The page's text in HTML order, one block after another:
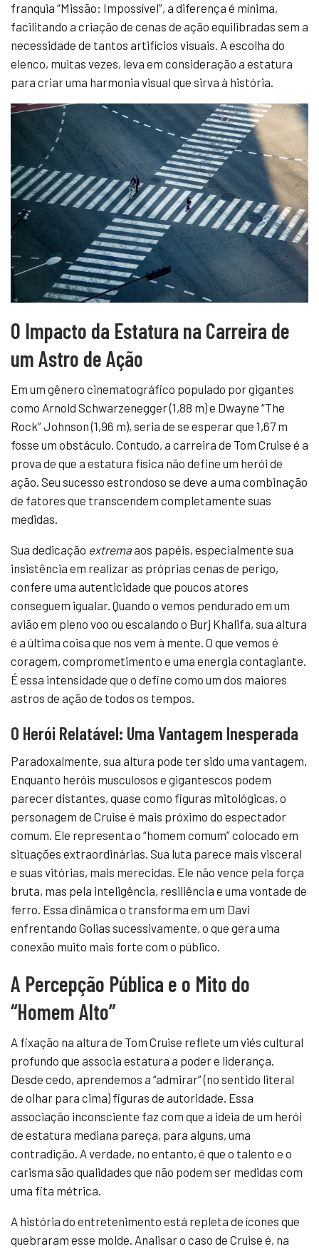
franquia “Missão: Impossível”, a diferença é mínima,
facilitando a criação de cenas de ação equilibradas sem a
necessidade de tantos artifícios visuais. A escolha do
elenco, muitas vezes, leva em consideração a estatura
para criar uma harmonia visual que sirva à história.
O Impacto da Estatura na Carreira de
um Astro de Ação
Em um gênero cinematográfico populado por gigantes
como Arnold Schwarzenegger (1,88 m) e Dwayne “The
Rock” Johnson (1,96 m), seria de se esperar que 1,67 m
fosse um obstáculo. Contudo, a carreira de Tom Cruise é a
prova de que a estatura física não define um herói de
ação. Seu sucesso estrondoso se deve a uma combinação
de fatores que transcendem completamente suas
medidas.
Sua dedicação extremaaos papéis, especialmente sua
insistência em realizar as próprias cenas de perigo,
confere uma autenticidade que poucos atores
conseguem igualar. Quando o vemos pendurado em um
avião em pleno voo ou escalando o Burj Khalifa, sua altura
é a última coisa que nos vem à mente. O que vemos é
coragem, comprometimento e uma energia contagiante.
É essa intensidade que o define como um dos maiores
astros de ação de todos os tempos.
O Herói Relatável: Uma Vantagem Inesperada
Paradoxalmente, sua altura pode ter sido uma vantagem.
Enquanto heróis musculosos e gigantescos podem
parecer distantes, quase como figuras mitológicas, o
personagem de Cruise é mais próximo do espectador
comum. Ele representa o “homem comum” colocado em
situações extraordinárias. Sua luta parece mais visceral
e suas vitórias, mais merecidas. Ele não vence pela força
bruta, mas pela inteligência, resiliência e uma vontade de
ferro. Essa dinâmica o transforma em um Davi
enfrentando Golias sucessivamente, o que gera uma
conexão muito mais forte com o público.
A Percepção Pública e o Mito do
“Homem Alto”
A fixação na altura de Tom Cruise reflete um viés cultural
profundo que associa estatura a poder e liderança.
Desde cedo, aprendemos a “admirar” (no sentido literal
de olhar para cima) figuras de autoridade. Essa
associação inconsciente faz com que a ideia de um herói
de estatura mediana pareça, para alguns, uma
contradição. A verdade, no entanto, é que o talento e o
carisma são qualidades que não podem ser medidas com
uma fita métrica.
A história do entretenimento está repleta de ícones que
quebraram esse molde. Analisar o caso de Cruise é, na